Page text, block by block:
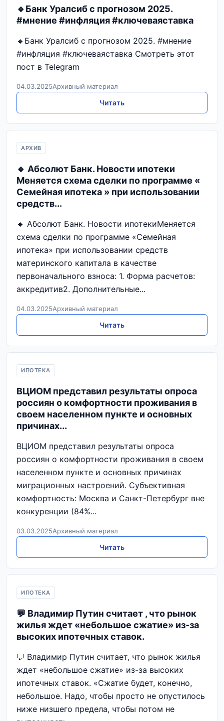
🔹Банк Уралсиб с прогнозом 2025.
#мнение #инфляция #ключеваяставка
🔹Банк Уралсиб с прогнозом 2025. #мнение
#инфляция #ключеваяставка Смотреть этот
пост в Telegram
04.03.2025Архивный материал
Читать
АРХИВ
🔹 Абсолют Банк. Новости ипотеки
Меняется схема сделки по программе «
Семейная ипотека » при использовании
средств...
🔹 Абсолют Банк. Новости ипотекиМеняется
схема сделки по программе «Семейная
ипотека» при использовании средств
материнского капитала в качестве
первоначального взноса: 1. Форма расчетов:
аккредитив2. Дополнительные...
04.03.2025Архивный материал
Читать
ИПОТЕКА
ВЦИОМ представил результаты опроса
россиян о комфортности проживания в
своем населенном пункте и основных
причинах...
ВЦИОМ представил результаты опроса
россиян о комфортности проживания в своем
населенном пункте и основных причинах
миграционных настроений. Субъективная
комфортность: Москва и Санкт-Петербург вне
конкуренции (84%...
03.03.2025Архивный материал
Читать
ИПОТЕКА
💬 Владимир Путин считает , что рынок
жилья ждет «небольшое сжатие» из-за
высоких ипотечных ставок.
💬 Владимир Путин считает, что рынок жилья
ждет «небольшое сжатие» из-за высоких
ипотечных ставок. «Сжатие будет, конечно,
небольшое. Надо, чтобы просто не опустилось
ниже низшего предела, чтобы потом не